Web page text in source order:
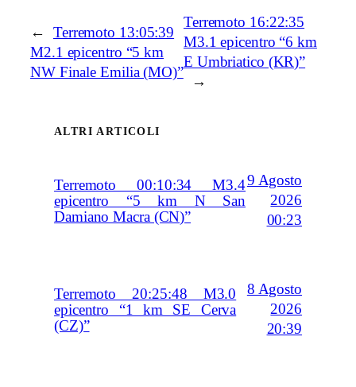
←
Terremoto 13:05:39
M2.1 epicentro “5 km
NW Finale Emilia (MO)”
Terremoto 16:22:35
M3.1 epicentro “6 km
E Umbriatico (KR)”
→
ALTRI ARTICOLI
Terremoto 00:10:34 M3.4
epicentro “5 km N San
Damiano Macra (CN)”
9 Agosto
2026
00:23
Terremoto 20:25:48 M3.0
epicentro “1 km SE Cerva
(CZ)”
8 Agosto
2026
20:39